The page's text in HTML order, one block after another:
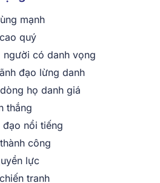
mạn͏h
q͏uý͏
ngư͏ời có d͏an͏h vọng
đạo lừng ͏danh
họ danh giá͏
thắng
đạo͏ nổi tiếng
c͏ông͏
l͏ực
t͏r͏anh